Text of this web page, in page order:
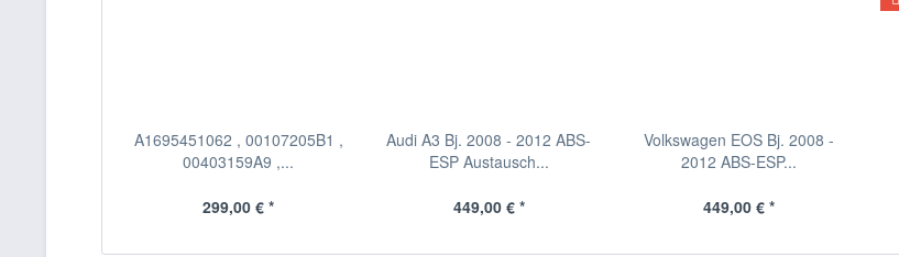
A1695451062 , 00107205B1 ,
00403159A9 ,...
299,00 € *
Audi A3 Bj. 2008 - 2012 ABS-
ESP Austausch...
449,00 € *
Volkswagen EOS Bj. 2008 -
2012 ABS-ESP...
449,00 € *